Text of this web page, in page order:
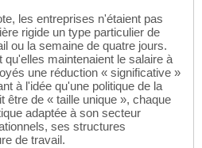
les entreprises n'étaient pas
rigide un type particulier de
ou la semaine de quatre jours.
qu'elles maintenaient le salaire à
une réduction « significative »
à l'idée qu'une politique de la
être de « taille unique », chaque
adaptée à son secteur
ses structures
de travail.